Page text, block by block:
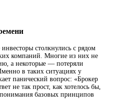
столкнулись с рядом
компаний. Многие из них не
а некоторые — потеряли
в таких ситуациях у
панический вопрос: «Брокер
не так прост, как хотелось бы,
базовых принципов